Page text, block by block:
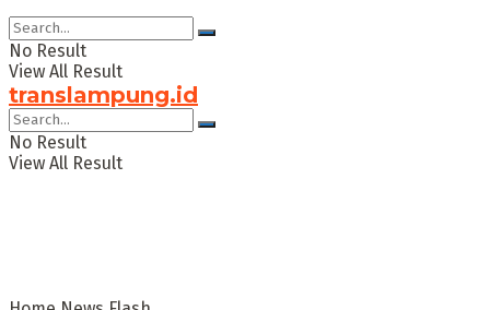
No Result
View All Result
translampung.id
No Result
View All Result